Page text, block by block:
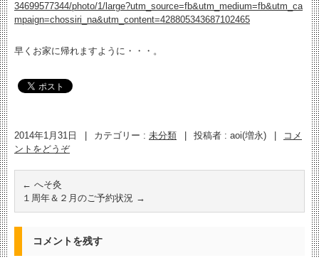
34699577344/photo/1/large?utm_source=fb&utm_medium=fb&utm_ca
mpaign=chossiri_na&utm_content=428805343687102465
早くお家に帰れますように・・・。
2014年1月31日 カテゴリー : 未分類 投稿者 : aoi(増永)
コメ
ントをどうぞ
← へそ灸
１周年＆２月のご予約状況 →
コメントを残す